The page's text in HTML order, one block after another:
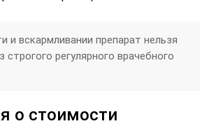
и вскармливании препарат нельзя
строгого регулярного врачебного
о стоимости